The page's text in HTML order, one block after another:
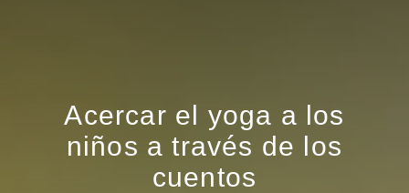
Acercar el yoga a los
niños a través de los
cuentos